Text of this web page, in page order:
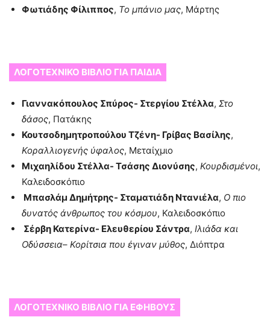
Φωτιάδης Φίλιππος, Το μπάνιο μας, Μάρτης
ΛΟΓΟΤΕΧΝΙΚΟ ΒΙΒΛΙΟ ΓΙΑ ΠΑΙΔΙΑ
Γιαννακόπουλος Σπύρος- Στεργίου Στέλλα, Στο
δάσος, Πατάκης
Κουτσοδημητροπούλου Τζένη- Γρίβας Βασίλης,
Κοραλλιογενής ύφαλος, Μεταίχμιο
Μιχαηλίδου Στέλλα- Τσάσης Διονύσης, Κουρδισμένοι,
Καλειδοσκόπιο
Μπασλάμ Δημήτρης- Σταματιάδη Ντανιέλα, Ο πιο
δυνατός άνθρωπος του κόσμου, Καλειδοσκόπιο
Σέρβη Κατερίνα- Ελευθερίου Σάντρα, Ιλιάδα και
Οδύσσεια– Κορίτσια που έγιναν μύθος, Διόπτρα
ΛΟΓΟΤΕΧΝΙΚΟ ΒΙΒΛΙΟ ΓΙΑ ΕΦΗΒΟΥΣ